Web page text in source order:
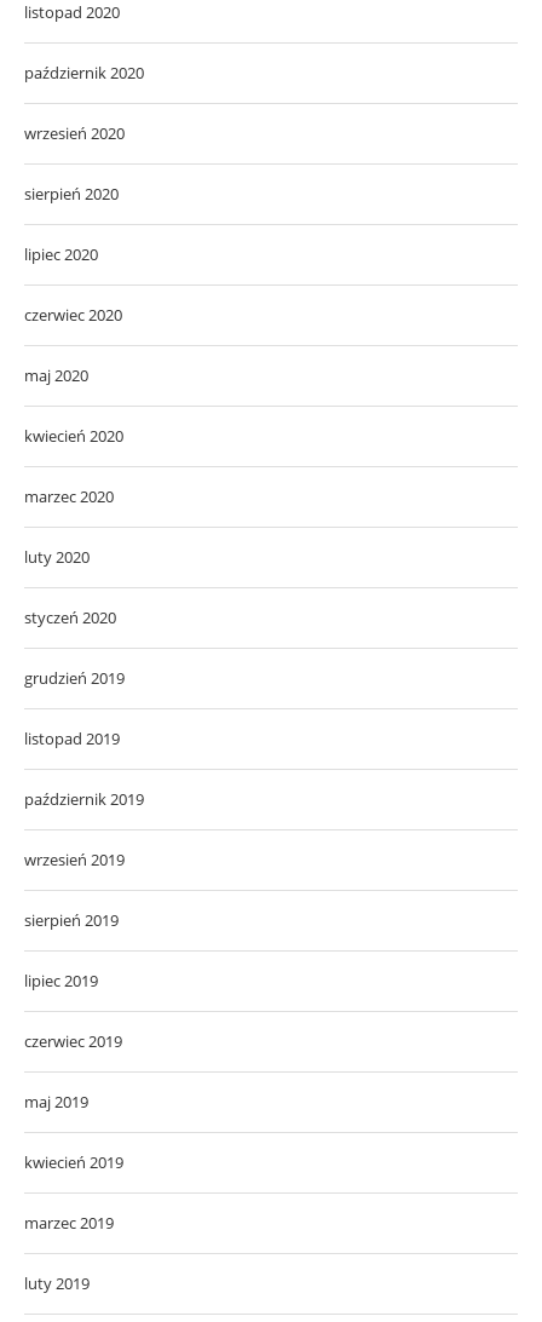
listopad 2020
październik 2020
wrzesień 2020
sierpień 2020
lipiec 2020
czerwiec 2020
maj 2020
kwiecień 2020
marzec 2020
luty 2020
styczeń 2020
grudzień 2019
listopad 2019
październik 2019
wrzesień 2019
sierpień 2019
lipiec 2019
czerwiec 2019
maj 2019
kwiecień 2019
marzec 2019
luty 2019